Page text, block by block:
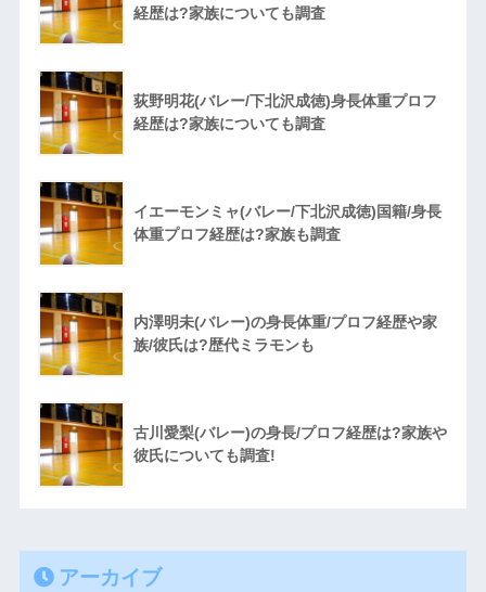
経歴は?家族についても調査
荻野明花(バレー/下北沢成徳)身長体重プロフ
経歴は?家族についても調査
イエーモンミャ(バレー/下北沢成徳)国籍/身長
体重プロフ経歴は?家族も調査
内澤明未(バレー)の身長体重/プロフ経歴や家
族/彼氏は?歴代ミラモンも
古川愛梨(バレー)の身長/プロフ経歴は?家族や
彼氏についても調査!
アーカイブ